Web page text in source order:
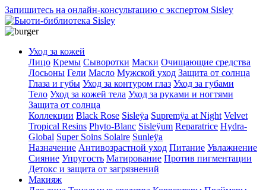
Запишитесь на онлайн-консультацию с экспертом Sisley
Уход за кожей
Лицо Кремы Сыворотки Маски Очищающие средства
Лосьоны Гели Масло Мужской уход Защита от солнца
Глаза и губы Уход за контуром глаз Уход за губами
Тело Уход за кожей тела Уход за руками и ногтями
Защита от солнца
Коллекции Black Rose Sisleÿa Supremÿa at Night Velvet
Tropical Resins Phyto-Blanc Sisleÿum Reparatrice Hydra-
Global Super Soins Solaire Sunleÿa
Назначение Антивозрастной уход Питание Увлажнение
Сияние Упругость Матирование Против пигментации
Детокс и защита от загрязнений
Макияж